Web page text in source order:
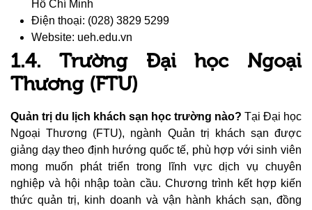
Hồ Chí Minh
Điện thoại: (028) 3829 5299
Website: ueh.edu.vn
1.4. Trường Đại học Ngoại
Thương (FTU)
Quản trị du lịch khách sạn học trường nào? Tại Đại học
Ngoại Thương (FTU), ngành Quản trị khách sạn được
giảng dạy theo định hướng quốc tế, phù hợp với sinh viên
mong muốn phát triển trong lĩnh vực dịch vụ chuyên
nghiệp và hội nhập toàn cầu. Chương trình kết hợp kiến
thức quản trị, kinh doanh và vận hành khách sạn, đồng